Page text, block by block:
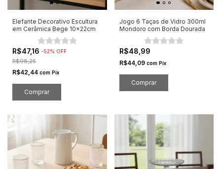
Elefante Decorativo Escultura
em Cerâmica Bege 10x22cm
R$47,16 -52% OFF
R$98,25
R$42,44 com Pix
Jogo 6 Taças de Vidro 300ml
Mondoro com Borda Dourada
R$48,99
R$44,09 com Pix